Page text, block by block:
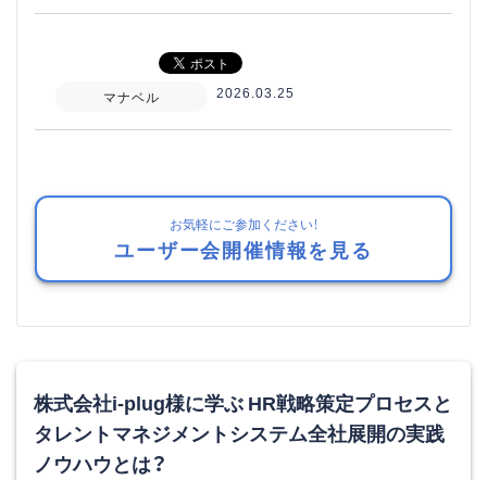
マナベル 2026.03.25
お気軽にご参加ください！
ユーザー会開催情報を見る
株式会社i-plug様に学ぶ HR戦略策定プロセスと
タレントマネジメントシステム全社展開の実践
ノウハウとは？